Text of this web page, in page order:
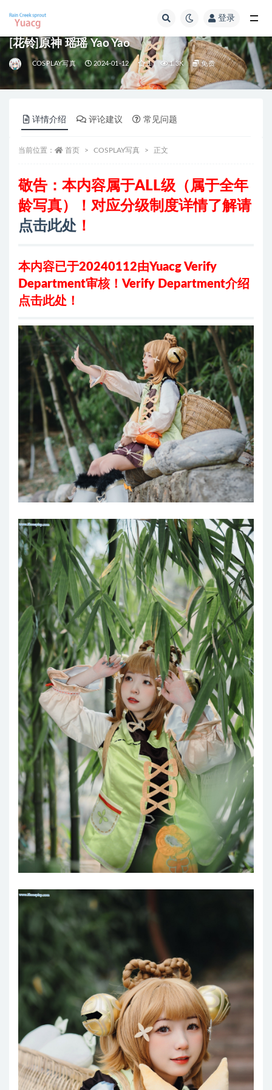
登录
[花铃]原神 瑶瑶 Yao Yao
COSPLAY写真 2024-01-12 1 1.3K 免费
详情介绍 评论建议 常见问题
当前位置： 首页 COSPLAY写真 正文
敬告：本内容属于ALL级（属于全年
龄写真）！对应分级制度详情了解请
点击此处 ！
本内容已于20240112由Yuacg Verify
Department审核！Verify Department介绍
点击此处 ！